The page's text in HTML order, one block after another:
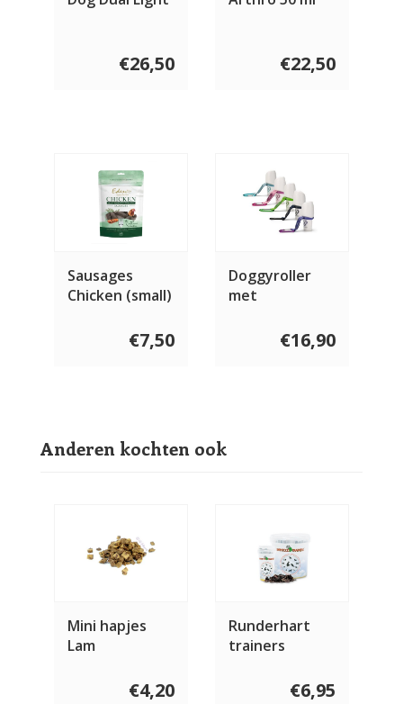
€26,50 €22,50
Sausages
Chicken (small)
€7,50
Doggyroller
met
€16,90
Anderen kochten ook
Mini hapjes
Lam
€4,20
Runderhart
trainers
€6,95